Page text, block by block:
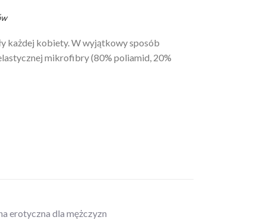
każdej kobiety. W wyjątkowy sposób
mikrofibry (80% poliamid, 20%
erotyczna dla mężczyzn